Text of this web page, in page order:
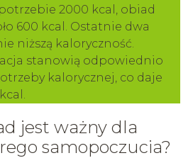
2000 kcal, obiad
600 kcal. Ostatnie dwa
niższą kaloryczność.
stanowią odpowiednio
kalorycznej, co daje
jest ważny dla
samopoczucia?